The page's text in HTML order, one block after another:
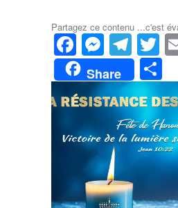
Partagez ce contenu ...c'est
Facebook
Share